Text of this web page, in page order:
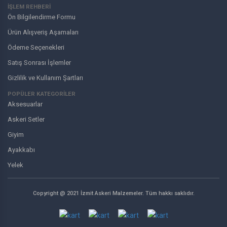
İŞLEM REHBERİ
Ön Bilgilendirme Formu
Ürün Alışveriş Aşamaları
Ödeme Seçenekleri
Satış Sonrası İşlemler
Gizlilik ve Kullanım Şartları
POPÜLER KATEGORİLER
Aksesuarlar
Askeri Setler
Giyim
Ayakkabı
Yelek
Copyright @ 2021 İzmit Askeri Malzemeler. Tüm hakkı saklıdır.